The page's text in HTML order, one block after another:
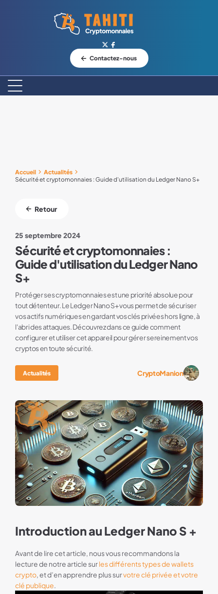
Logo Tahiti-Cryptomonnaies.com
Contactez-nous
Accueil
Actualités
Sécurité et cryptomonnaies : Guide d'utilisation du Ledger Nano S+
Retour
25 septembre 2024
Sécurité et cryptomonnaies :
Guide d'utilisation du Ledger Nano
S+
Protéger ses cryptomonnaies est une priorité absolue pour
tout détenteur. Le Ledger Nano S+ vous permet de sécuriser
vos actifs numériques en gardant vos clés privées hors ligne, à
l'abri des attaques. Découvrez dans ce guide comment
configurer et utiliser cet appareil pour gérer sereinement vos
cryptos en toute sécurité.
Actualités CryptoManion
Introduction au Ledger Nano S +
Avant de lire cet article, nous vous recommandons la
lecture de notre article surles différents types de wallets
crypto, et d’en apprendre plus survotre clé privée et votre
clé publique.